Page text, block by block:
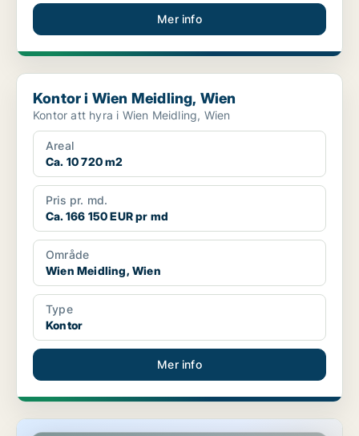
Mer info
Kontor i Wien Meidling, Wien
Kontor i Wien Meidling, Wien
Kontor att hyra i Wien Meidling, Wien
Areal
Ca. 10 720 m2
Pris pr. md.
Ca. 166 150 EUR pr md
Område
Wien Meidling, Wien
Type
Kontor
Mer info
Kontor i Wien Meidling, Wien